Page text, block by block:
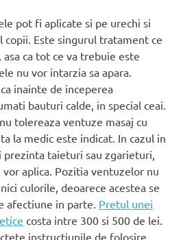
pot fi aplicate si pe urechi si
copii. Este singurul tratament ce
ca tot ce va trebuie este
nu vor intarzia sa apara.
inainte de inceperea
bauturi calde, in special ceai.
tolereaza ventuze masaj cu
la medic este indicat. In cazul in
taieturi sau zgarieturi,
aplica. Pozitia ventuzelor nu
culorile, deoarece acestea se
afectiune in parte. Pretul unei
costa intre 300 si 500 de lei.
instructiunile de folosire